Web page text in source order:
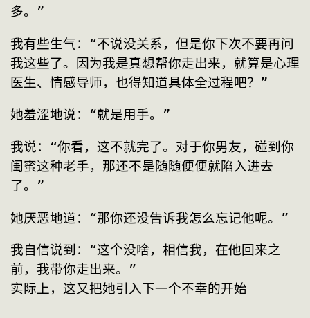
多。”
我有些生气：“不说没关系，但是你下次不要再问
我这些了。因为我是真想帮你走出来，就算是心理
医生、情感导师，也得知道具体全过程吧？”
她羞涩地说：“就是用手。”
我说：“你看，这不就完了。对于你男友，碰到你
闺蜜这种老手，那还不是随随便便就陷入进去
了。”
她厌恶地道：“那你还没告诉我怎么忘记他呢。”
我自信说到：“这个没啥，相信我，在他回来之
前，我带你走出来。”